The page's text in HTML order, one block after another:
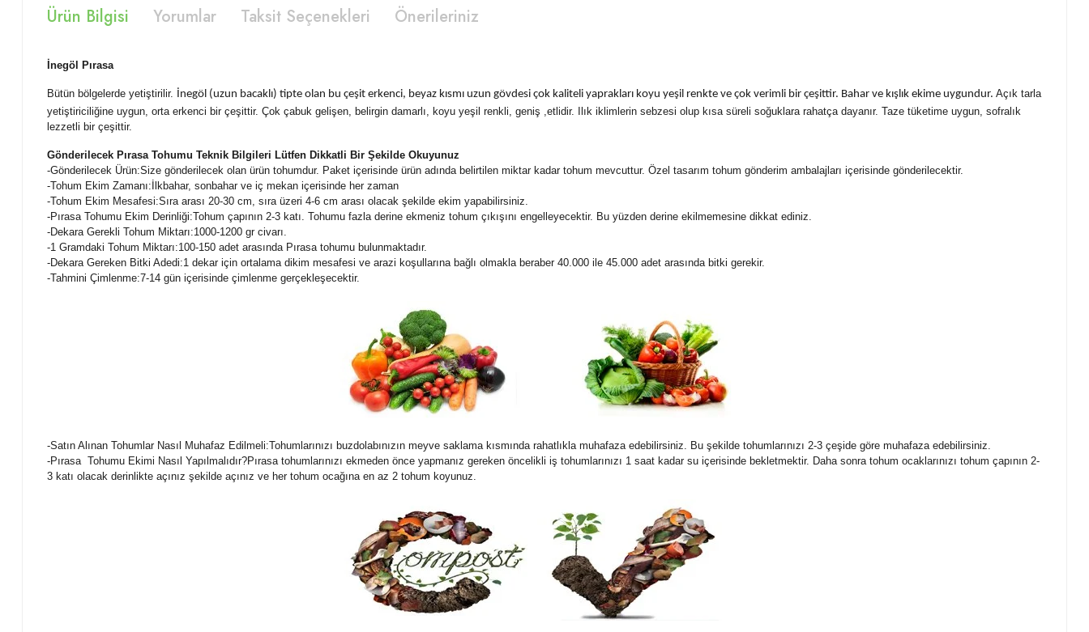
Ürün Bilgisi Yorumlar Taksit Seçenekleri Önerileriniz
İnegöl Pırasa
Bütün bölgelerde yetiştirilir. İnegöl (uzun bacaklı) tipte olan bu çeşit erkenci, beyaz kısmı uzun gövdesi çok kaliteli yaprakları koyu yeşil renkte ve çok verimli bir çeşittir. Bahar ve kışlık ekime uygundur. Açık tarla
yetiştiriciliğine uygun, orta erkenci bir çeşittir. Çok çabuk gelişen, belirgin damarlı, koyu yeşil renkli, geniş ,etlidir. Ilık iklimlerin sebzesi olup kısa süreli soğuklara rahatça dayanır. Taze tüketime uygun, sofralık
lezzetli bir çeşittir.
Gönderilecek Pırasa Tohumu Teknik Bilgileri Lütfen Dikkatli Bir Şekilde Okuyunuz
-Gönderilecek Ürün:Size gönderilecek olan ürün tohumdur. Paket içerisinde ürün adında belirtilen miktar kadar tohum mevcuttur. Özel tasarım tohum gönderim ambalajları içerisinde gönderilecektir.
-Tohum Ekim Zamanı:İlkbahar, sonbahar ve iç mekan içerisinde her zaman
-Tohum Ekim Mesafesi:Sıra arası 20-30 cm, sıra üzeri 4-6 cm arası olacak şekilde ekim yapabilirsiniz.
-Pırasa Tohumu Ekim Derinliği:Tohum çapının 2-3 katı. Tohumu fazla derine ekmeniz tohum çıkışını engelleyecektir. Bu yüzden derine ekilmemesine dikkat ediniz.
-Dekara Gerekli Tohum Miktarı:1000-1200 gr civarı.
-1 Gramdaki Tohum Miktarı:100-150 adet arasında Pırasa tohumu bulunmaktadır.
-Dekara Gereken Bitki Adedi:1 dekar için ortalama dikim mesafesi ve arazi koşullarına bağlı olmakla beraber 40.000 ile 45.000 adet arasında bitki gerekir.
-Tahmini Çimlenme:7-14 gün içerisinde çimlenme gerçekleşecektir.
-Satın Alınan Tohumlar Nasıl Muhafaz Edilmeli:Tohumlarınızı buzdolabınızın meyve saklama kısmında rahatlıkla muhafaza edebilirsiniz. Bu şekilde tohumlarınızı 2-3 çeşide göre muhafaza edebilirsiniz.
-Pırasa Tohumu Ekimi Nasıl Yapılmalıdır?Pırasa tohumlarınızı ekmeden önce yapmanız gereken öncelikli iş tohumlarınızı 1 saat kadar su içerisinde bekletmektir. Daha sonra tohum ocaklarınızı tohum çapının 2-
3 katı olacak derinlikte açınız şekilde açınız ve her tohum ocağına en az 2 tohum koyunuz.